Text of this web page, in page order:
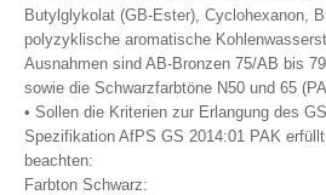
Butylglykolat (GB-Ester), Cyclohexanon,
polyzyklische aromatische
Ausnahmen sind AB-Bronzen 75/AB bis
sowie die Schwarzfarbtöne N50 und 65
• Sollen die Kriterien zur Erlangung des
Spezifikation AfPS GS 2014:01 PAK
beachten:
Farbton Schwarz: